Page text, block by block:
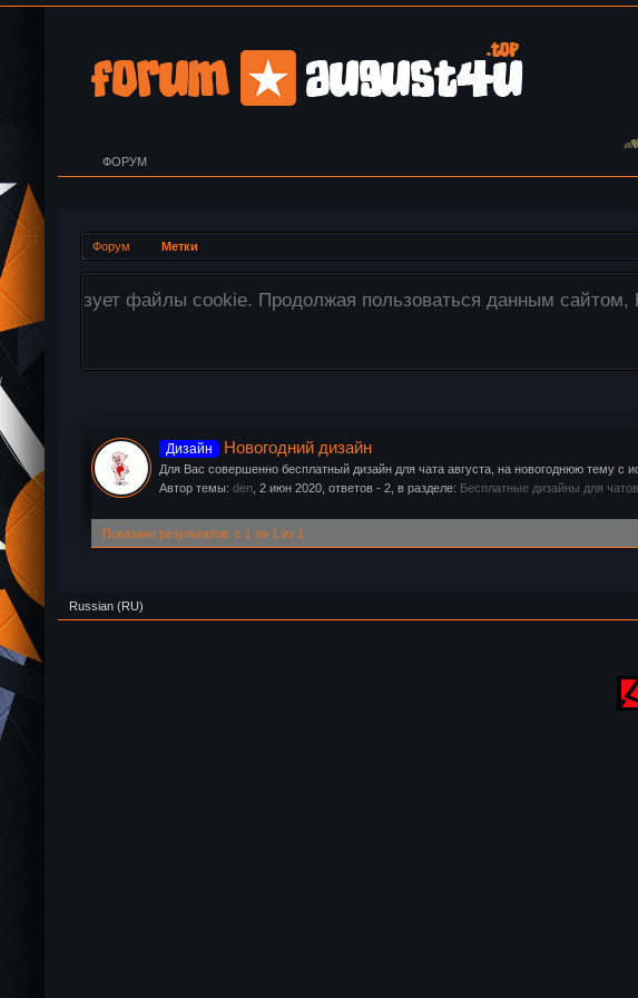
Форум Метки
файлов cookie. Внимание! Все изображения
Дизайн Новогодний дизайн
Для Вас совершенно бесплатный дизайн для чата августа, на новогоднюю тему с
Автор темы: den 2 июн 2020 , ответов - 2, в разделе: Бесплатные дизайны для чатов
Показано результатов: с 1 по 1 из 1.
ФОРУМ
Russian (RU)